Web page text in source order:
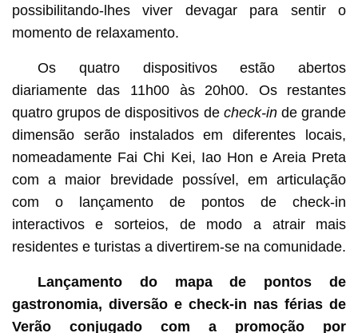
possibilitando-lhes viver devagar para sentir o
momento de relaxamento.
Os quatro dispositivos estão abertos
diariamente das 11h00 às 20h00. Os restantes
quatro grupos de dispositivos de check-inde grande
dimensão serão instalados em diferentes locais,
nomeadamente Fai Chi Kei, Iao Hon e Areia Preta
com a maior brevidade possível, em articulação
com o lançamento de pontos de check-in
interactivos e sorteios, de modo a atrair mais
residentes e turistas a divertirem-se na comunidade.
Lançamento do mapa de pontos de
gastronomia, diversão e check-in nas férias de
Verão conjugado com a promoção por